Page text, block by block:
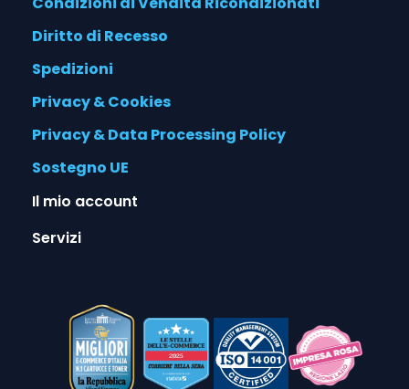
Diritto di Recesso
Spedizioni
Privacy & Cookies
Privacy & Data Processing Policy
Sostegno UE
Il mio account
Servizi